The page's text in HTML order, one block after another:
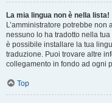
La mia lingua non è nella lista!
L’amministratore potrebbe
nessuno lo ha tradotto nella
è possibile installare la tua
traduzione. Puoi trovare altre
collegamento in fondo ad ogni
Top